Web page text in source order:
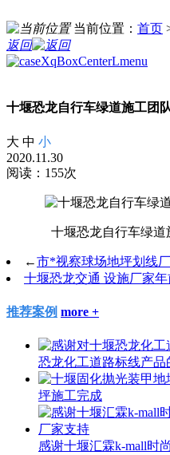
当前位置： 首页
返回
十堰恐龙自行车绿道施工团
大 中 小
2020.11.30
阅读：155次
十堰恐龙自行车绿
←市*视察球场地坪划线
十堰恐龙交通 设施厂家
推荐案例 more +
恐龙化工道路标线产品
坪施工完成
感谢十堰汇霖k-mall时